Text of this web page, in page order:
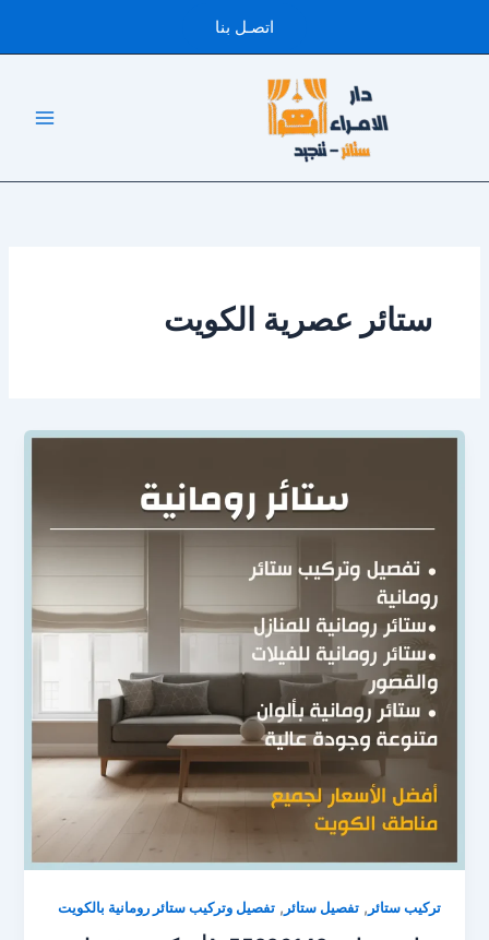
اتصـل بنا
ستائر عصرية الكويت
تركيب ستائر ,تفصيل ستائر ,تفصيل وتركيب ستائر رومانية بالكويت